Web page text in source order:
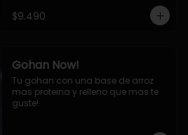
$9.490
Gohan Now!
Tu gohan con una base de arroz
mas proteina y relleno que mas te
guste!